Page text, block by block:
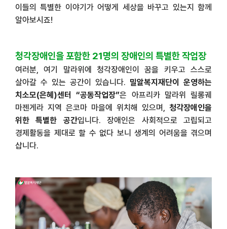
이들의 특별한 이야기가 어떻게 세상을 바꾸고 있는지 함께
알아보시죠!
청각장애인을 포함한 21명의 장애인의 특별한 작업장
여러분,여기 말라위에 청각장애인이 꿈을 키우고 스스로
살아갈 수 있는 공간이 있습니다. 밀알복지재단이 운영하는
치소모(은혜 )센터“공동작업장”은 아프리카 말라위 릴롱궤
마젠게라 지역 은코마 마을에 위치해 있으며 , 청각장애인을
위한 특별한 공간입니다.장애인은 사회적으로 고립되고
경제활동을 제대로 할 수 없다 보니 생계의 어려움을 겪으며
삽니다.